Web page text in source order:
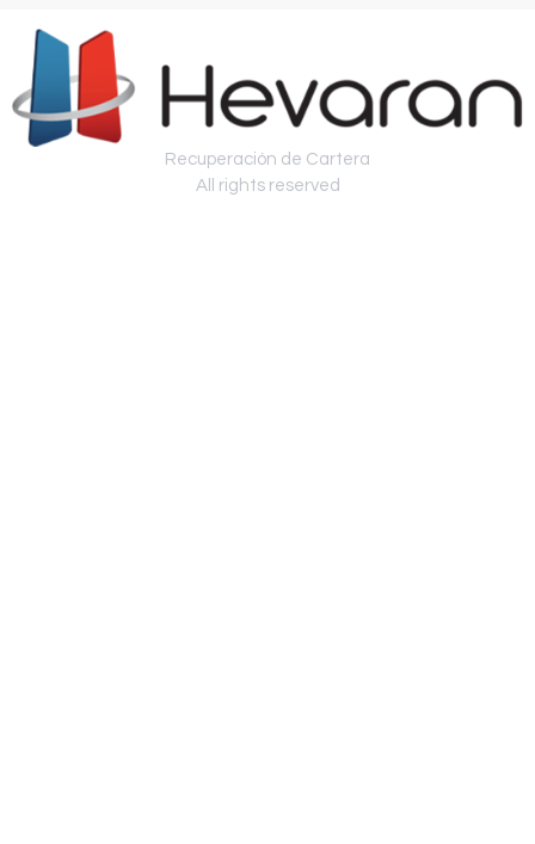
Recuperación de Cartera
All rights reserved